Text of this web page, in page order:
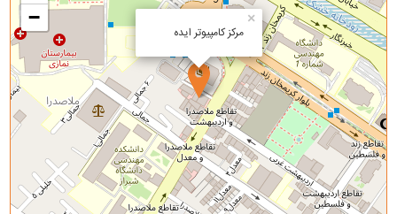
مرکز کامپیوتر ایده
×
−